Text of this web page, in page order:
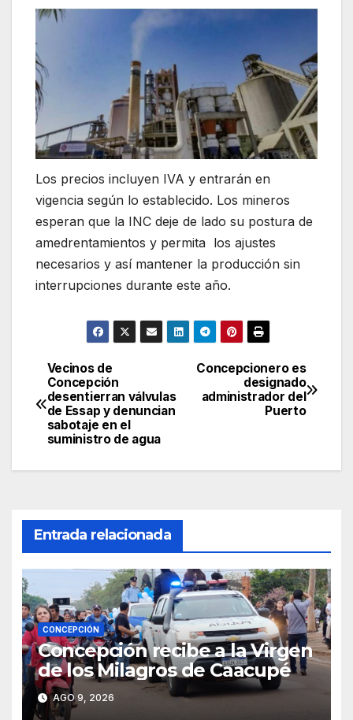
Los precios incluyen IVA y entrarán en
vigencia según lo establecido. Los mineros
esperan que la INC deje de lado su postura de
amedrentamientos y permita los ajustes
necesarios y así mantener la producción sin
interrupciones durante este año.
Navegación
de
entradas
Concepcionero es
designado
administrador del
Puerto
Vecinos de
Concepción
desentierran válvulas
de Essap y denuncian
sabotaje en el
suministro de agua
Entrada relacionada
CONCEPCIÓN
Concepción recibe a la Virgen
de los Milagros de Caacupé
AGO 9, 2026